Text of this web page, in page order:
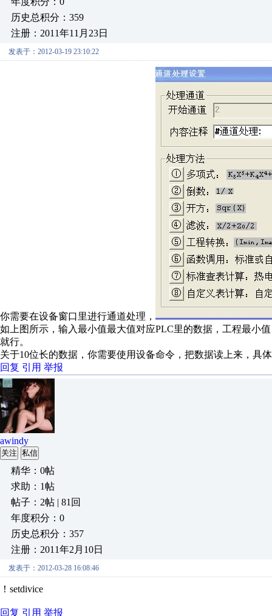
历史总积分：359
注册：2011年11月23日
发表于：2012-03-19 23:10:22
你需要在设备窗口里进行通道处理，
如上图所示，输入最小值最大值对应PLC里的数据，工程最小
就行。
关于10位长的数据，你需要使用设备命令，把数据读上来，具
回复 引用 举报
awindy
关注 私信
精华：0帖
求助：1帖
帖子：2帖 | 81回
年度积分：0
历史总积分：357
注册：2011年2月10日
发表于：2012-03-28 16:08:46
！setdivice
回复 引用 举报